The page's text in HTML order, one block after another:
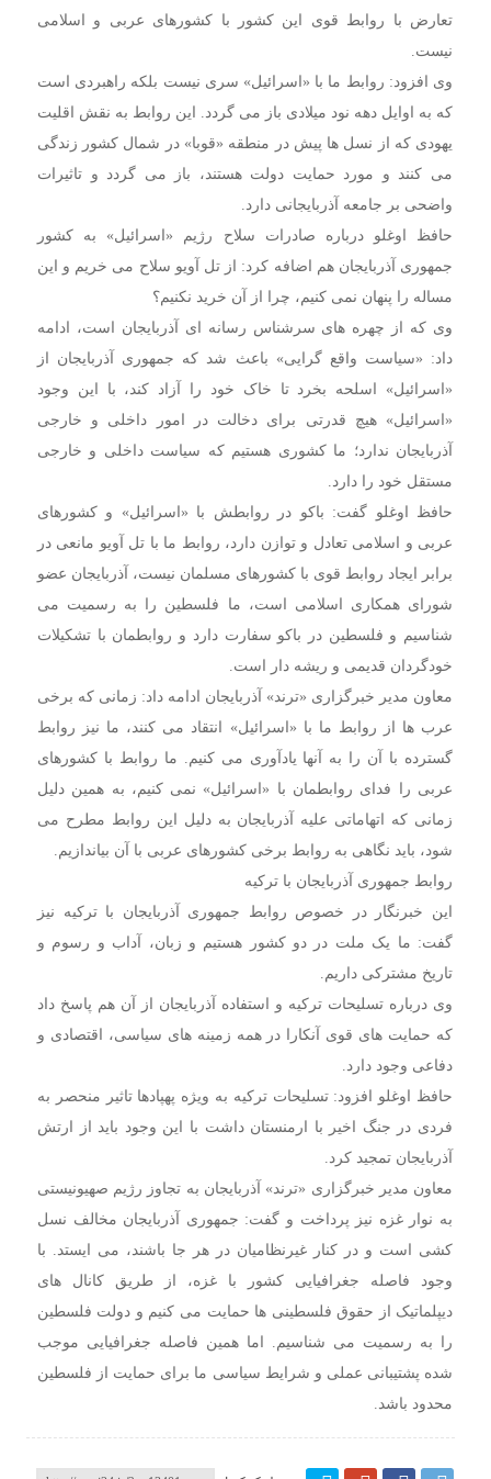
تعارض با روابط قوی این کشور با کشورهای عربی و اسلامی
نیست.
وی افزود: روابط ما با «اسرائیل» سری نیست بلکه راهبردی است
که به اوایل دهه نود میلادی باز می گردد. این روابط به نقش اقلیت
یهودی که از نسل ها پیش در منطقه «قوبا» در شمال کشور زندگی
می کنند و مورد حمایت دولت هستند، باز می گردد و تاثیرات
واضحی بر جامعه آذربایجانی دارد.
حافظ اوغلو درباره صادرات سلاح رژیم «اسرائیل» به کشور
جمهوری آذربایجان هم اضافه کرد: از تل آویو سلاح می خریم و این
مساله را پنهان نمی کنیم، چرا از آن خرید نکنیم؟
وی که از چهره های سرشناس رسانه ای آذربایجان است، ادامه
داد: «سیاست واقع گرایی» باعث شد که جمهوری آذربایجان از
«اسرائیل» اسلحه بخرد تا خاک خود را آزاد کند، با این وجود
«اسرائیل» هیچ قدرتی برای دخالت در امور داخلی و خارجی
آذربایجان ندارد؛ ما کشوری هستیم که سیاست داخلی و خارجی
مستقل خود را دارد.
حافظ اوغلو گفت: باکو در روابطش با «اسرائیل» و کشورهای
عربی و اسلامی تعادل و توازن دارد، روابط ما با تل آویو مانعی در
برابر ایجاد روابط قوی با کشورهای مسلمان نیست، آذربایجان عضو
شورای همکاری اسلامی است، ما فلسطین را به رسمیت می
شناسیم و فلسطین در باکو سفارت دارد و روابطمان با تشکیلات
خودگردان قدیمی و ریشه دار است.
معاون مدیر خبرگزاری «ترند» آذربایجان ادامه داد: زمانی که برخی
عرب ها از روابط ما با «اسرائیل» انتقاد می کنند، ما نیز روابط
گسترده با آن را به آنها یادآوری می کنیم. ما روابط با کشورهای
عربی را فدای روابطمان با «اسرائیل» نمی کنیم، به همین دلیل
زمانی که اتهاماتی علیه آذربایجان به دلیل این روابط مطرح می
شود، باید نگاهی به روابط برخی کشورهای عربی با آن بیاندازیم.
روابط جمهوری آذربایجان با ترکیه
این خبرنگار در خصوص روابط جمهوری آذربایجان با ترکیه نیز
گفت: ما یک ملت در دو کشور هستیم و زبان، آداب و رسوم و
تاریخ مشترکی داریم.
وی درباره تسلیحات ترکیه و استفاده آذربایجان از آن هم پاسخ داد
که حمایت های قوی آنکارا در همه زمینه های سیاسی، اقتصادی و
دفاعی وجود دارد.
حافظ اوغلو افزود: تسلیحات ترکیه به ویژه پهپادها تاثیر منحصر به
فردی در جنگ اخیر با ارمنستان داشت با این وجود باید از ارتش
آذربایجان تمجید کرد.
معاون مدیر خبرگزاری «ترند» آذربایجان به تجاوز رژیم صهیونیستی
به نوار غزه نیز پرداخت و گفت: جمهوری آذربایجان مخالف نسل
کشی است و در کنار غیرنظامیان در هر جا باشند، می ایستد. با
وجود فاصله جغرافیایی کشور با غزه، از طریق کانال های
دیپلماتیک از حقوق فلسطینی ها حمایت می کنیم و دولت فلسطین
را به رسمیت می شناسیم. اما همین فاصله جغرافیایی موجب
شده پشتیبانی عملی و شرایط سیاسی ما برای حمایت از فلسطین
محدود باشد.